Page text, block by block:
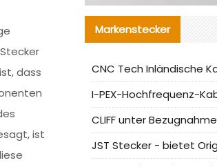
dass
ist
Markenstecker